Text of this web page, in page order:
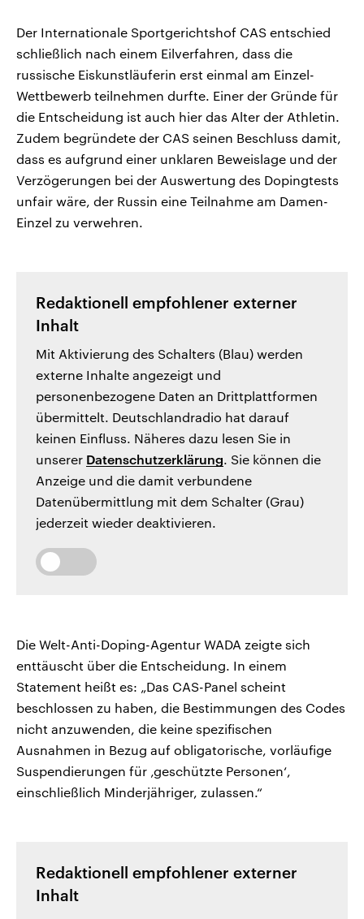
Der Internationale Sportgerichtshof CAS entschied
schließlich nach einem Eilverfahren, dass die
russische Eiskunstläuferin erst einmal am Einzel-
Wettbewerb teilnehmen durfte. Einer der Gründe für
die Entscheidung ist auch hier das Alter der Athletin.
Zudem begründete der CAS seinen Beschluss damit,
dass es aufgrund einer unklaren Beweislage und der
Verzögerungen bei der Auswertung des Dopingtests
unfair wäre, der Russin eine Teilnahme am Damen-
Einzel zu verwehren.
Redaktionell empfohlener externer
Inhalt
Mit Aktivierung des Schalters (Blau) werden
externe Inhalte angezeigt und
personenbezogene Daten an Drittplattformen
übermittelt. Deutschlandradio hat darauf
keinen Einfluss. Näheres dazu lesen Sie in
unserer Datenschutzerklärung . Sie können die
Anzeige und die damit verbundene
Datenübermittlung mit dem Schalter (Grau)
jederzeit wieder deaktivieren.
Die Welt-Anti-Doping-Agentur WADA zeigte sich
enttäuscht über die Entscheidung. In einem
Statement heißt es: „Das CAS-Panel scheint
beschlossen zu haben, die Bestimmungen des Codes
nicht anzuwenden, die keine spezifischen
Ausnahmen in Bezug auf obligatorische, vorläufige
Suspendierungen für ‚geschützte Personen‘,
einschließlich Minderjähriger, zulassen.“
Redaktionell empfohlener externer
Inhalt